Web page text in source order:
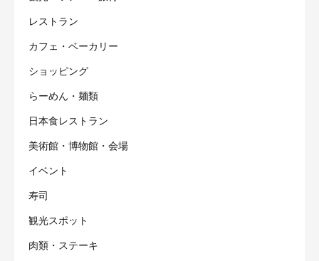
レストラン
カフェ・ベーカリー
ショッピング
らーめん・麺類
日本食レストラン
美術館・博物館・会場
イベント
寿司
観光スポット
肉類・ステーキ